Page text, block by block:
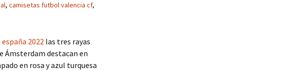
, camisetas futbol valencia cf,
2022 las tres rayas
Ámsterdam destacan en
en rosa y azul turquesa